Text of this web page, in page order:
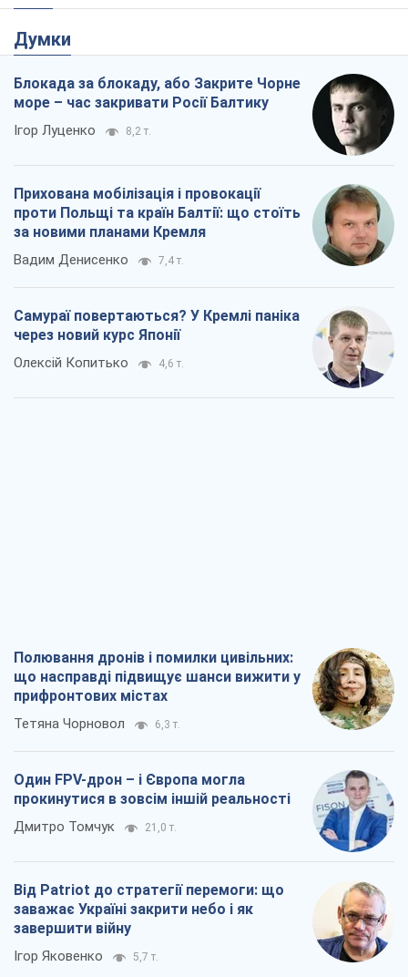
Думки
Блокада за блокаду, або Закрите Чорне
море – час закривати Росії Балтику
Ігор Луценко 8,2 т.
Прихована мобілізація і провокації
проти Польщі та країн Балтії: що стоїть
за новими планами Кремля
Вадим Денисенко 7,4 т.
Самураї повертаються? У Кремлі паніка
через новий курс Японії
Олексій Копитько 4,6 т.
Полювання дронів і помилки цивільних:
що насправді підвищує шанси вижити у
прифронтових містах
Тетяна Чорновол 6,3 т.
Один FPV-дрон – і Європа могла
прокинутися в зовсім іншій реальності
Дмитро Томчук 21,0 т.
Від Patriot до стратегії перемоги: що
заважає Україні закрити небо і як
завершити війну
Ігор Яковенко 5,7 т.